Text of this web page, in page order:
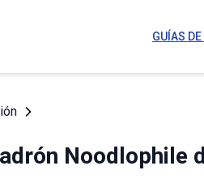
GUÍAS
Noodlophile